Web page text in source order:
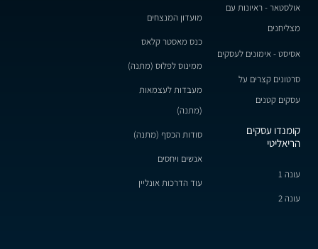
אולסטאר - ראיונות עם
מצליחנים
אסיסט - אימונים לעסקים
סרטונים קצרים על
עסקים קטנים
קומנדו עסקים
הריאליטי
עונה 1
עונה 2
מועדון המנצחים
כנס מאסטר קלאס
ממינוס לפלוס (מתנה)
מעבדות לעצמאות
(מתנה)
סודות הכסף (מתנה)
אנשים ויחסים
עוד הדרכות אונליין